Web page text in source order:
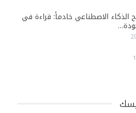
الذكاء الاصطناعي خادماً: قراءة في